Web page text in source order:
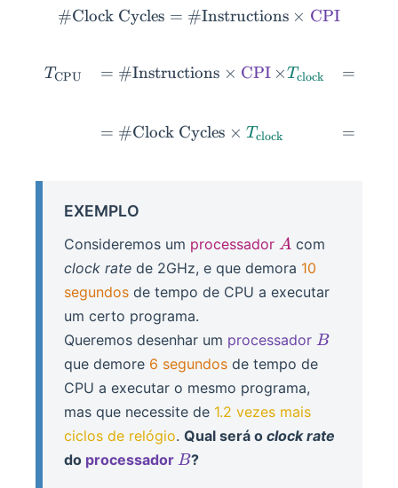
\#\text{Clock Cycles} =
#Clock Cycles = #Instructions × CPI
\begin{darray}{rll}
TCPU = #Instructions × CPI ×Tclock
= #Clock Cycles × Tclock
=
=
EXEMPLO
Consideremos um processador A
A com
clock rate de 2GHz, e que demora 10
segundos de tempo de CPU a executar
um certo programa.
Queremos desenhar um processador B
B
que demore 6 segundos de tempo de
CPU a executar o mesmo programa,
mas que necessite de 1.2 vezes mais
ciclos de relógio. Qual será o clock rate
do processador B
B?